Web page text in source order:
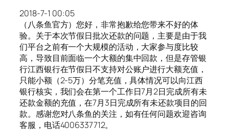
2018-7-1 00:05
（八条鱼官方）您好，非常抱歉给您带来不好的体
验。关于本次节假日批次还款的问题，主要是由于我
们平台之前有一个大规模的活动，大家参与度比较
高，导致目前面临一个大额的集中回款，但是存管银
行江西银行在节假日不支持对公账户进行大额充值，
只能小额（2-5万）分笔充值，具体情况可以向江西
银行核实，我们会在第一个工作日7月2日完成所有未
还款金额的充值，在7月3日完成所有未还款项目的回
款。感谢您对八条鱼的关注，如有任何问题欢迎咨询
客服，电话4006337712。